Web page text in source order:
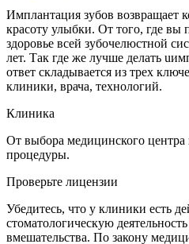
Имплантация зубов возвращает
красоту улыбки. От того, где вы
здоровье всей зубочелюстной
лет. Так где же лучше делать
ответ складывается из трех
клиники, врача, технологий.
Клиника
От выбора медицинского центра
процедуры.
Проверьте лицензии
Убедитесь, что у клиники есть
стоматологическую
вмешательства. По закону